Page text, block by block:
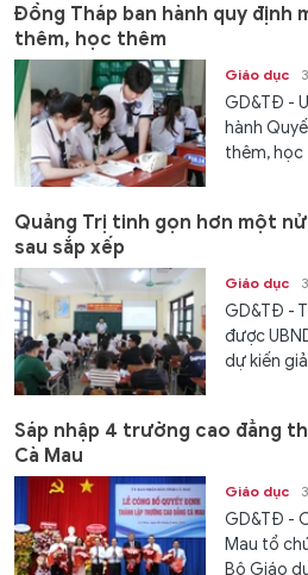
Đồng Tháp ban hành quy định
thêm, học thêm
Giáo dục
GD&TĐ -
hành
thêm, học
Quảng Trị tinh gọn hơn một
sau sắp xếp
Giáo dục
GD&TĐ -
được
dự kiến
Sáp nhập 4 trường cao đẳng
Cà Mau
Giáo dục
GD&TĐ -
Mau tổ
Bộ Giáo